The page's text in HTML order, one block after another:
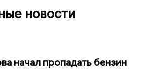
новости
начал пропадать бензин